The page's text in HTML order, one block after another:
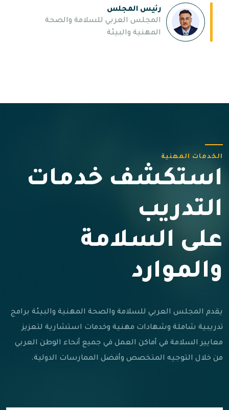
رئيس المجلس
المجلس العربي للسلامة والصحة
المهنية والبيئة
الخدمات المهنية
استكشف خدمات
التدريب
على السلامة
والموارد
يقدم المجلس العربي للسلامة والصحة المهنية والبيئة برامج
تدريبية شاملة وشهادات مهنية وخدمات استشارية لتعزيز
معايير السلامة في أماكن العمل في جميع أنحاء الوطن العربي
من خلال التوجيه المتخصص وأفضل الممارسات الدولية.